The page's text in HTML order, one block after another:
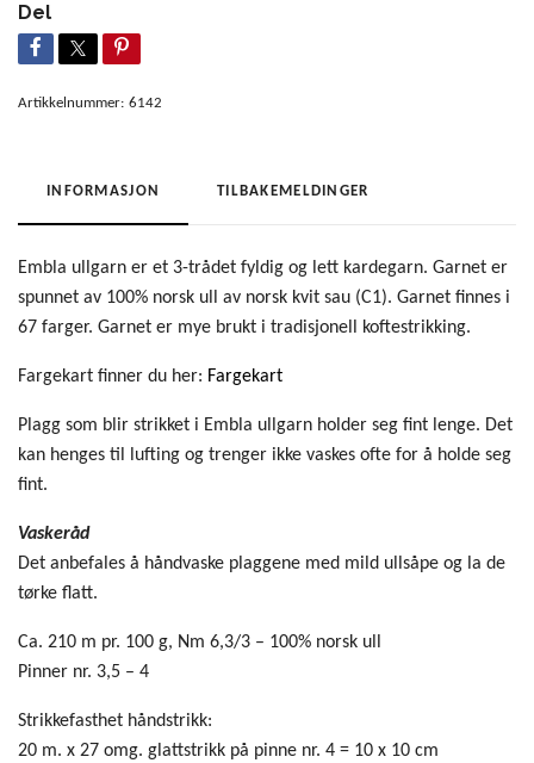
Del
Artikkelnummer: 6142
INFORMASJON TILBAKEMELDINGER
Embla ullgarn er et 3-trådet fyldig og lett kardegarn. Garnet er
spunnet av 100% norsk ull av norsk kvit sau (C1). Garnet finnes i
67 farger. Garnet er mye brukt i tradisjonell koftestrikking.
Fargekart finner du her: Fargekart
Plagg som blir strikket i Embla ullgarn holder seg fint lenge. Det
kan henges til lufting og trenger ikke vaskes ofte for å holde seg
fint.
Vaskeråd
Det anbefales å håndvaske plaggene med mild ullsåpe og la de
tørke flatt.
Ca. 210 m pr. 100 g, Nm 6,3/3 – 100% norsk ull
Pinner nr. 3,5 – 4
Strikkefasthet håndstrikk:
20 m. x 27 omg. glattstrikk på pinne nr. 4 = 10 x 10 cm